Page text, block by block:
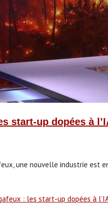
start-up dopées à
une nouvelle industrie est
: les start-up dopées à